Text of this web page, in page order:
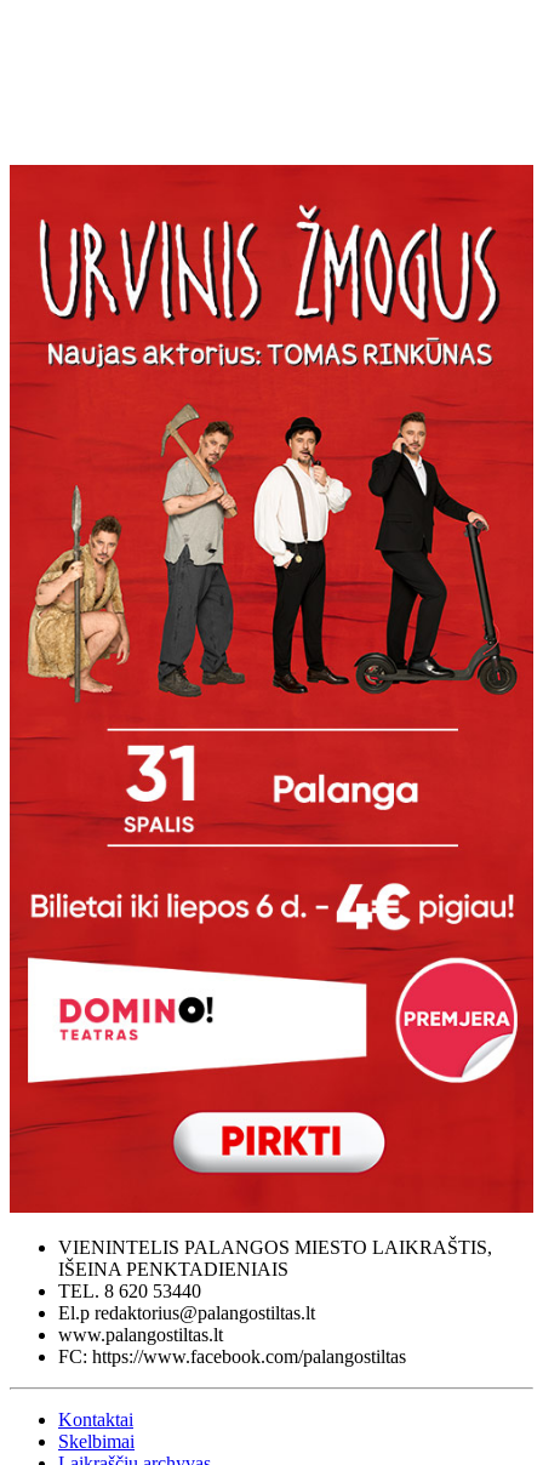
VIENINTELIS PALANGOS MIESTO LAIKRAŠTIS,
IŠEINA PENKTADIENIAIS
TEL. 8 620 53440
El.p redaktorius@palangostiltas.lt
www.palangostiltas.lt
FC: https://www.facebook.com/palangostiltas
Kontaktai
Skelbimai